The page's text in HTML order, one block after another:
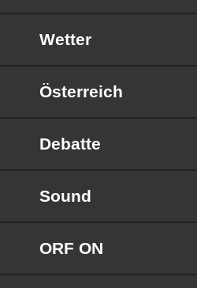
Wetter
Österreich
Debatte
Sound
ORF ON